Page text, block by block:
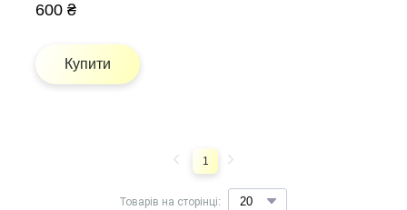
600 ₴
Купити
Товарів на сторінці:
1